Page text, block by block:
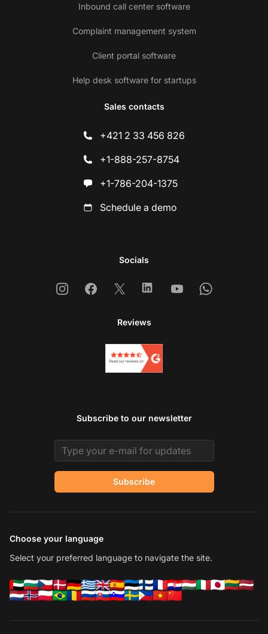
Inbound call center software
Complaint management system
Client portal software
Help desk software for startups
Sales contacts
+421 2 33 456 826
+1-888-257-8754
+1-786-204-1375
Schedule a demo
Socials
InstagramFacebook
X LinkedinYoutubeWhatsapp
Reviews
Subscribe to our newsletter
Email address
Subscribe
Choose your language
Select your preferred language to navigate the site.